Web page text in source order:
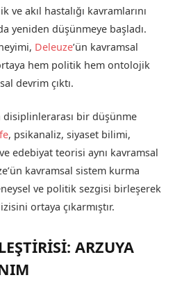
ve akıl hastalığı kavramlarını
yeniden düşünmeye başladı.
Deleuze’ün kavramsal
hem politik hem ontolojik
devrim çıktı.
disiplinlerarası bir düşünme
, psikanaliz, siyaset bilimi,
edebiyat teorisi aynı kavramsal
kavramsal sistem kurma
ve politik sezgisi birleşerek
ortaya çıkarmıştır.
ARZUYA